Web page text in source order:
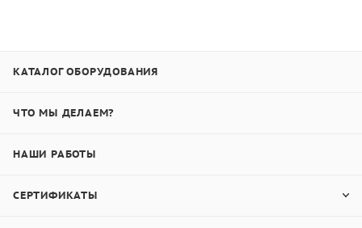
КАТАЛОГ ОБОРУДОВАНИЯ
ЧТО МЫ ДЕЛАЕМ?
НАШИ РАБОТЫ
СЕРТИФИКАТЫ